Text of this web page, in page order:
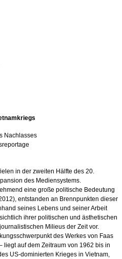
Nachlasses
in der zweiten Hälfte des 20.
des Mediensystems.
eine große politische Bedeutung
entstanden an Brennpunkten dieser
seines Lebens und seiner Arbeit
ihrer politischen und ästhetischen
Milieus der Zeit vor.
des Werkes von Faas
liegt auf dem Zeitraum von 1962 bis in
US-dominierten Krieges in Vietnam,